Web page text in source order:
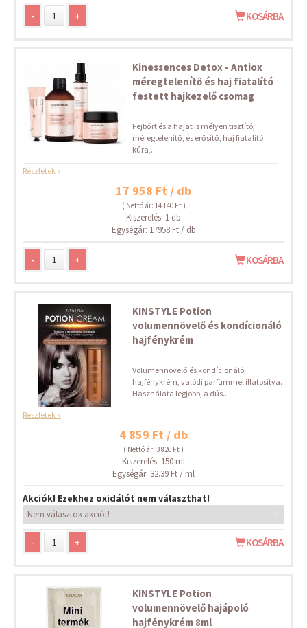
- + KOSÁRBA
Kinessences Detox - Antiox
méregtelenítő és haj fiatalító
festett hajkezelő csomag
Fejbőrt és a hajat is mélyen tisztító,
méregtelenítő, és erősítő, haj fiatalító
kúra,...
Részletek »
17 958 Ft / db
( Nettó ár: 14 140 Ft )
Kiszerelés: 1 db
Egységár: 17958 Ft / db
- + KOSÁRBA
KINSTYLE Potion
volumennövelő és kondícionáló
hajfénykrém
Volumennövelő és kondícionáló
hajfénykrém, valódi parfümmel illatosítva.
Használata legjobb, a dús...
Részletek »
4 859 Ft / db
( Nettó ár: 3 826 Ft )
Kiszerelés: 150 ml
Egységár: 32.39 Ft / ml
Akciók! Ezekhez oxidálót nem választhat!
- + KOSÁRBA
KINSTYLE Potion
volumennövelő hajápoló
hajfénykrém 8ml